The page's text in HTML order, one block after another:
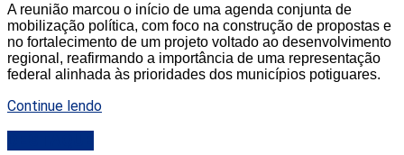
A reunião marcou o início de uma agenda conjunta de
mobilização política, com foco na construção de propostas e
no fortalecimento de um projeto voltado ao desenvolvimento
regional, reafirmando a importância de uma representação
federal alinhada às prioridades dos municípios potiguares.
Continue lendo